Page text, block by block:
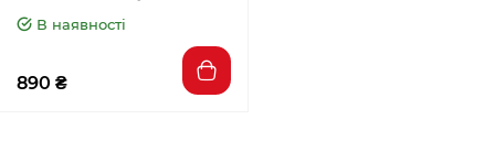
В наявності
890 ₴